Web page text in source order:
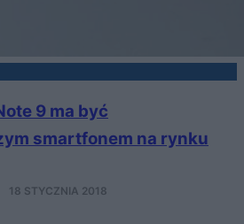
9 ma być
smartfonem na rynku
18 STYCZNIA 2018